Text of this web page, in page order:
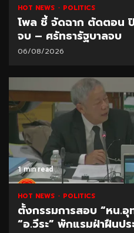
HOT NEWS POLITICS
โพล ชี้ จัดฉาก ตัดตอน
จบ – ศรัทธารัฐบาลจบ
06/08/2026
1 min read
HOT NEWS POLITICS
ตั้งกรรมการสอบ “หน.
“อ.วีระ” พักแรมฝ่าฝืนปร